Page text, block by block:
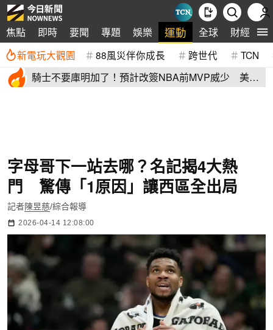
焦點 即時 要聞 專題 娛樂 運動 全球 財經
新電玩大觀園 88風災伴你成長 跨世代 TCN
騎士不要庫明加了！預計改簽NBA前MVP威少 美
字母哥下一站去哪？名記揭4大熱
門 驚傳「1原因」讓西區全出局
記者陳昱慈/綜合報導
2026-04-14 12:08:00